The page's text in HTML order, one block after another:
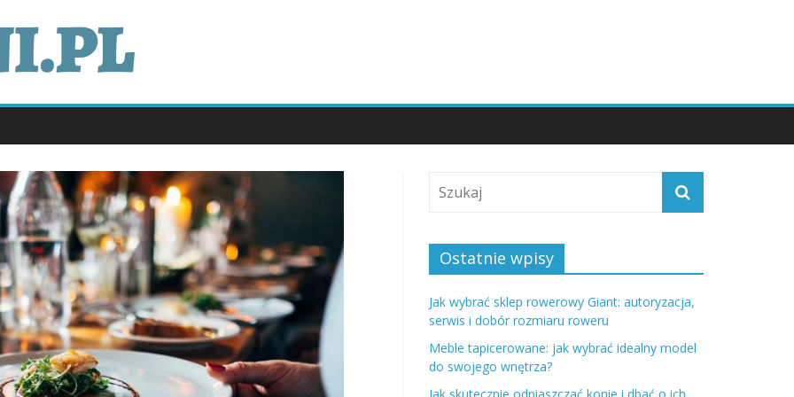
Ostatnie wpisy
Jak wybrać sklep rowerowy Giant: autoryzacja,
serwis i dobór rozmiaru roweru
Meble tapicerowane: jak wybrać idealny model
do swojego wnętrza?